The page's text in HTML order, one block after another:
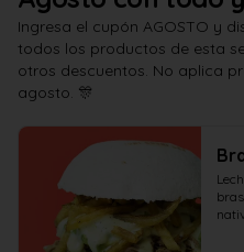
Ingresa el cupón AGOSTO y
todos los productos de esta
otros descuentos. No aplica
agosto. 🎊